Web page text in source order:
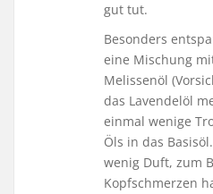
gut tut.
Besonders
eine Mischung
Melissenöl
das Lavendelöl
einmal wenige
Öls in das
wenig Duft, zum
Kopfschmerzen